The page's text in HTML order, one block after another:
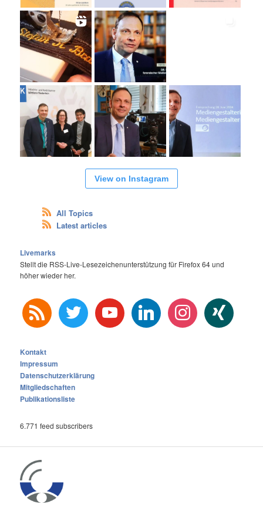
View on Instagram
All Topics
Latest articles
Livemarks
Stellt die RSS-Live-Lesezeichenunterstützung für Firefox 64 und
höher wieder her.
rss twitter youtube linkedin instagram xing
Kontakt
Impressum
Datenschutzerklärung
Mitgliedschaften
Publikationsliste
6.771 feed subscribers